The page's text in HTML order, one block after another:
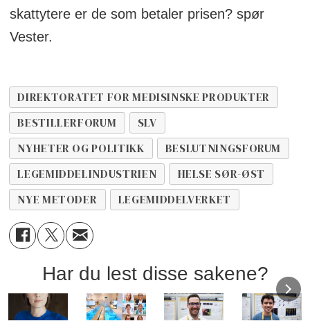
skattytere er de som betaler prisen? spør
Vester.
DIREKTORATET FOR MEDISINSKE PRODUKTER
BESTILLERFORUM
SLV
NYHETER OG POLITIKK
BESLUTNINGSFORUM
LEGEMIDDELINDUSTRIEN
HELSE SØR-ØST
NYE METODER
LEGEMIDDELVERKET
Har du lest disse sakene?